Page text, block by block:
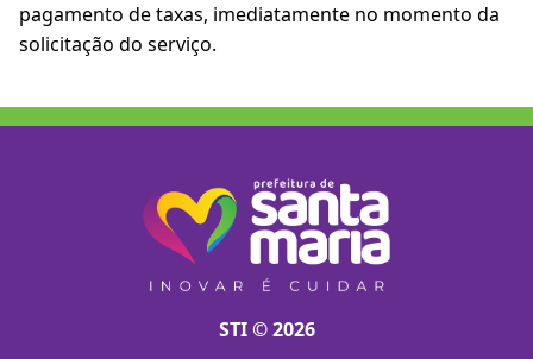
pagamento de taxas, imediatamente no momento da
solicitação do serviço.
STI © 2026